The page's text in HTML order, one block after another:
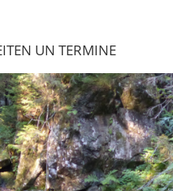
UN TERMINE